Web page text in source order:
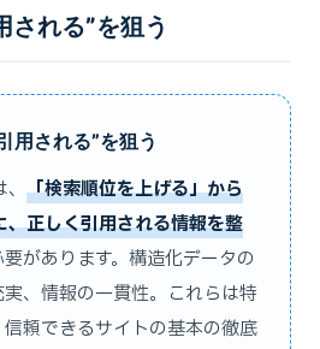
される”を狙う
用される”を狙う
「検索順位を上げる」から
正しく引用される情報を整
があります。構造化データの
、情報の一貫性。これらは特
頼できるサイトの基本の徹底